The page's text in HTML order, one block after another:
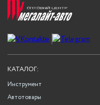
КАТАЛОГ:
Инструмент
Автотовары